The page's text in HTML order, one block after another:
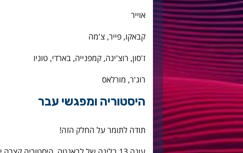
אוייר
קבאקו, פייר, צ'מה
ז'סון, רוצ'ינה, קמפנייה, בארדי, טוניו
רוג'ר, מורלאס
היסטוריה ומפגשי עבר
תודה לתומר על החלק הזה!